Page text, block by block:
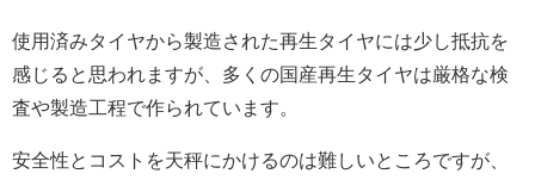
使用済みタイヤから製造された再生タイヤには少し抵抗を
感じると思われますが、多くの国産再生タイヤは厳格な検
査や製造工程で作られています。
安全性とコストを天秤にかけるのは難しいところですが、